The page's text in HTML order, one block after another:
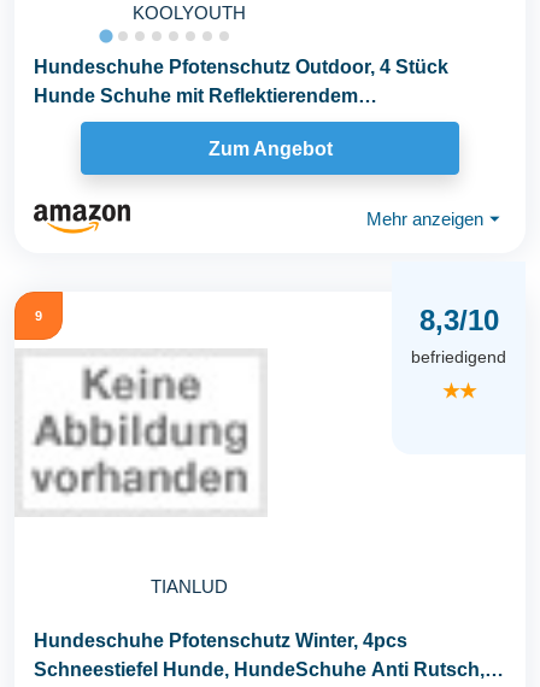
KOOLYOUTH
Hundeschuhe Pfotenschutz Outdoor, 4 Stück
Hunde Schuhe mit Reflektierendem
Klettverschluss...
Zum Angebot
Mehr anzeigen ⏷
9
TIANLUD
8,3/10
befriedigend
★★
Hundeschuhe Pfotenschutz Winter, 4pcs
Schneestiefel Hunde, HundeSchuhe Anti Rutsch,